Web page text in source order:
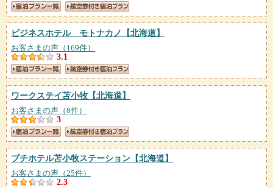
ビジネスホテル モトナカノ 【北海道】
お客さまの声（169件）
3.1
ワークステイ苫小牧【北海道】
お客さまの声（8件）
3
プチホテル苫小牧ステーション 【北海道】
お客さまの声（25件）
2.3